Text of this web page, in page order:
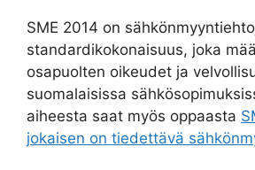
SME 2014 on
standardikokonaisuus, joka
osapuolten oikeudet ja
suomalaisissa
aiheesta saat myös oppaasta
jokaisen on tiedettävä